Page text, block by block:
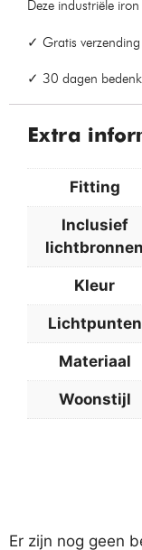
Deze industriële
✓ Gratis
✓ 30 dagen
Extra
Fitting
Inclusief
lichtbronnen
Kleur
Lichtpunten
Materiaal
Woonstijl
Er zijn nog geen